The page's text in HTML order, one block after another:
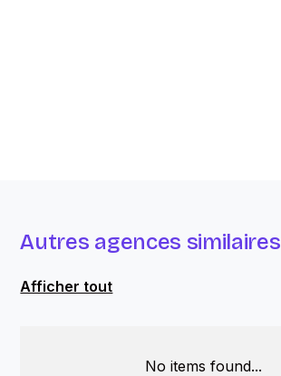
Autres agences similaires
Afficher tout
No items found...